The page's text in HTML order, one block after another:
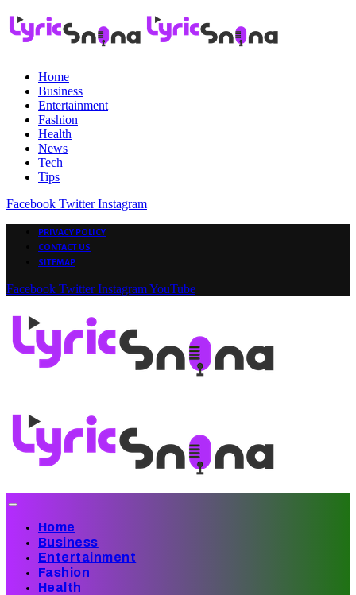
Home
Business
Entertainment
Fashion
Health
News
Tech
Tips
Facebook Twitter Instagram
PRIVACY POLICY
CONTACT US
SITEMAP
Facebook Twitter InstagramYouTube
Home
Business
Entertainment
Fashion
Health